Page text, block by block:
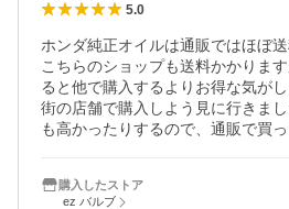
5.0
ホンダ純正オイルは通販ではほぼ送
こちらのショップも送料かかりま
ると他で購入するよりお得な気がし
街の店舗で購入しよう見に行きま
も高かったりするので、通販で買っ
購入したストア
ez バルブ